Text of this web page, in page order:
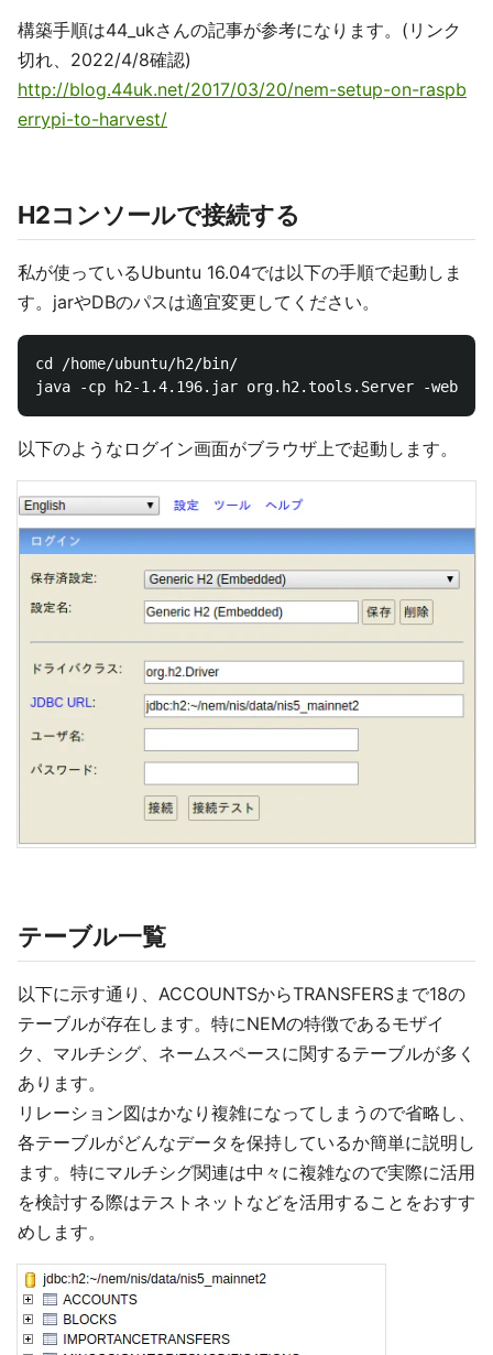
構築手順は44_ukさんの記事が参考になります。(リンク
切れ、2022/4/8確認)
http://blog.44uk.net/2017/03/20/nem-setup-on-raspb
errypi-to-harvest/
H2コンソールで接続する
私が使っているUbuntu 16.04では以下の手順で起動しま
す。jarやDBのパスは適宜変更してください。
cd /home/ubuntu/h2/bin/
以下のようなログイン画面がブラウザ上で起動します。
テーブル一覧
以下に示す通り、ACCOUNTSからTRANSFERSまで18の
テーブルが存在します。特にNEMの特徴であるモザイ
ク、マルチシグ、ネームスペースに関するテーブルが多く
あります。
リレーション図はかなり複雑になってしまうので省略し、
各テーブルがどんなデータを保持しているか簡単に説明し
ます。特にマルチシグ関連は中々に複雑なので実際に活用
を検討する際はテストネットなどを活用することをおすす
めします。